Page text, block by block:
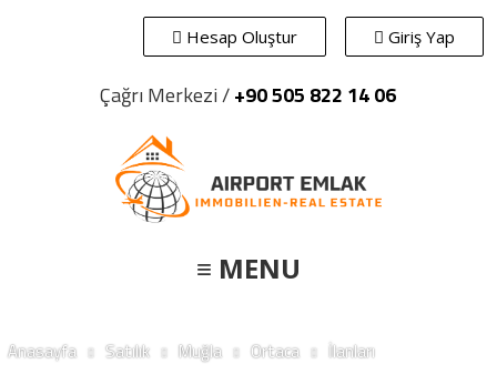
Giriş Yap
Hesap Oluştur
Çağrı Merkezi /+90 505 822 14 06
≡ MENU
Anasayfa Satılık Muğla Ortaca İlanları